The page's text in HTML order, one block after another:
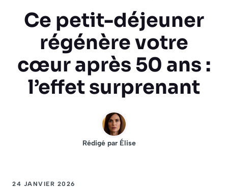
Ce petit-déjeuner
régénère votre
cœur après 50 ans :
l’effet surprenant
Rédigé par Élise
24 JANVIER 2026